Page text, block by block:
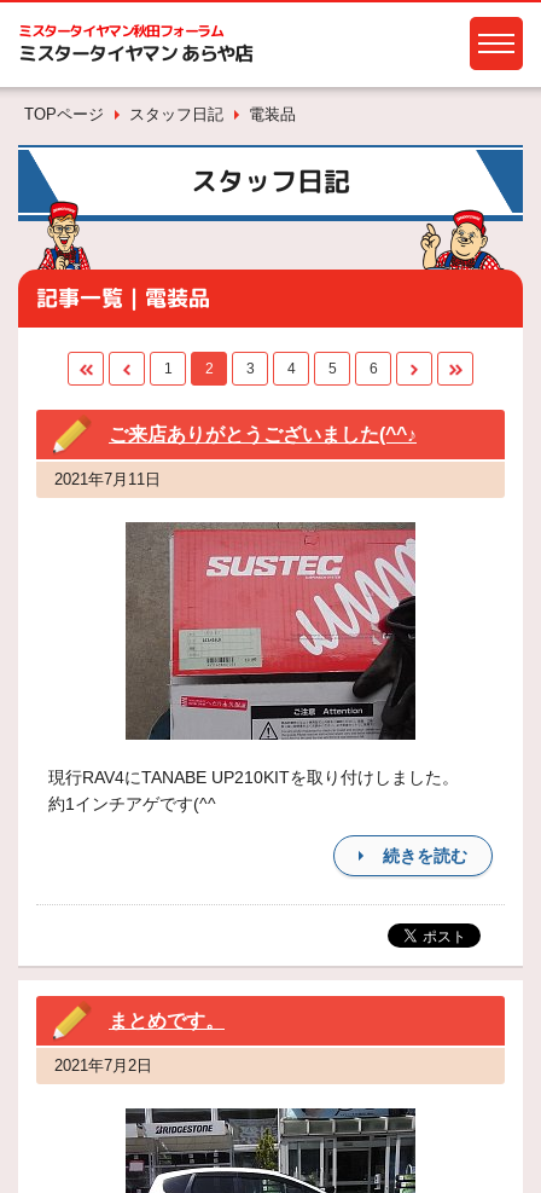
ミスタータイヤマン秋田フォーラム
ミスタータイヤマン あらや店
TOPページ スタッフ日記 電装品
スタッフ日記
記事一覧｜電装品
1 2 3 4 5 6
ご来店ありがとうございました(^^♪
2021年7月11日
現行RAV4にTANABE UP210KITを取り付けしました。
約1インチアゲです(^^
続きを読む
まとめです。
2021年7月2日